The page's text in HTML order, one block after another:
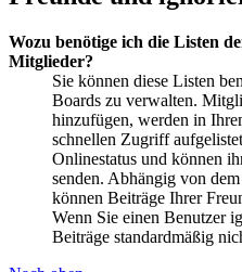
Wozu benötige ich die Listen
Mitglieder?
Sie können diese Listen
Boards zu verwalten.
hinzufügen, werden in
schnellen Zugriff
Onlinestatus und können
senden. Abhängig von
können Beiträge Ihrer
Wenn Sie einen Benutzer
Beiträge standardmäßig